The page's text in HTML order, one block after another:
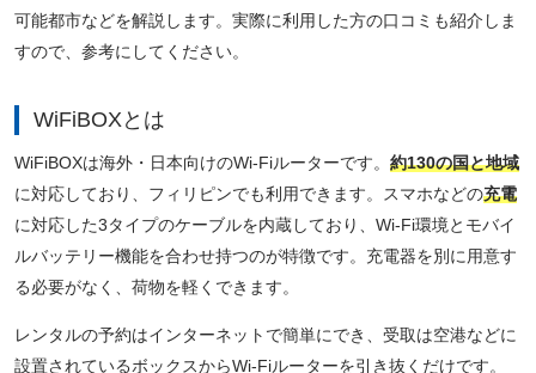
可能都市などを解説します。実際に利用した方の口コミも紹介しま
すので、参考にしてください。
WiFiBOXとは
WiFiBOXは海外・日本向けのWi-Fiルーターです。 約130の国と地域
に対応しており、フィリピンでも利用できます。スマホなどの充電
に対応した3タイプのケーブルを内蔵しており、Wi-Fi環境とモバイ
ルバッテリー機能を合わせ持つのが特徴です。充電器を別に用意す
る必要がなく、荷物を軽くできます。
レンタルの予約はインターネットで簡単にでき、受取は空港などに
設置されているボックスからWi-Fiルーターを引き抜くだけです。